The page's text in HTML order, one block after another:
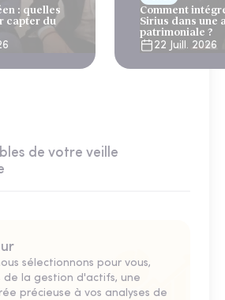
: quelles
capter du
Comment
Sirius dans une
patrimoniale ?
22 Juill. 2026
de votre veille
sélectionnons pour vous,
de la gestion d'actifs, une
précieuse à vos analyses de